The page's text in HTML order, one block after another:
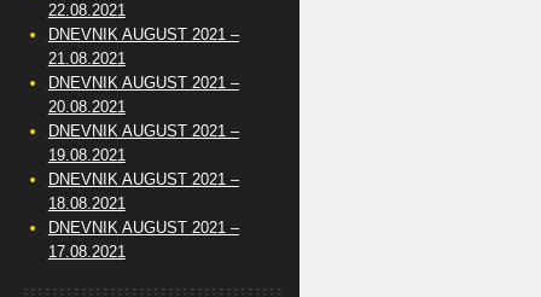
22.08.2021
DNEVNIK AUGUST 2021 –
21.08.2021
DNEVNIK AUGUST 2021 –
20.08.2021
DNEVNIK AUGUST 2021 –
19.08.2021
DNEVNIK AUGUST 2021 –
18.08.2021
DNEVNIK AUGUST 2021 –
17.08.2021